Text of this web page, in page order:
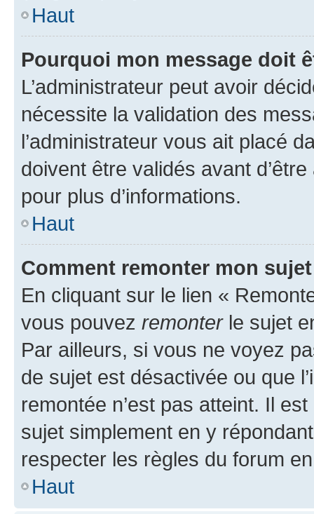
Haut
Pourquoi mon message doit
L’administrateur peut avoir
nécessite la validation des
l’administrateur vous ait placé
doivent être validés avant
pour plus d’informations.
Haut
Comment remonter mon
En cliquant sur le lien «
vous pouvez remonterle sujet
Par ailleurs, si vous ne voyez
de sujet est désactivée ou que
remontée n’est pas atteint. Il
sujet simplement en y
respecter les règles du forum
Haut